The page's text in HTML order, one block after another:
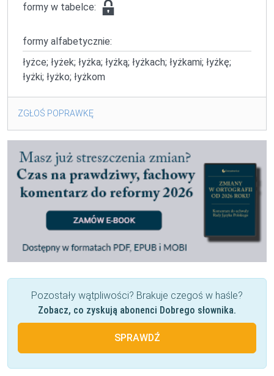
formy w tabelce:
formy alfabetycznie:
łyżce; łyżek; łyżka; łyżką; łyżkach; łyżkami; łyżkę;
łyżki; łyżko; łyżkom
ZGŁOŚ POPRAWKĘ
Pozostały wątpliwości? Brakuje czegoś w haśle?
Zobacz, co zyskują abonenci Dobrego słownika.
SPRAWDŹ